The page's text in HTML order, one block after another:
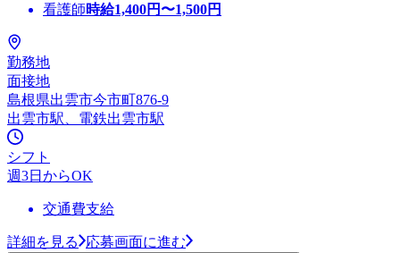
看護師時給1,400円〜1,500円
勤務地
面接地
島根県出雲市今市町876-9
出雲市駅、電鉄出雲市駅
シフト
週3日からOK
交通費支給
詳細を見る 応募画面に進む